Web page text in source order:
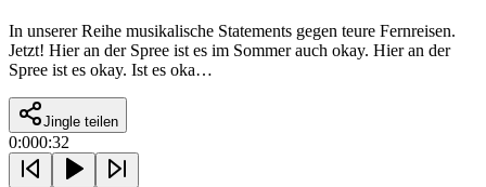
In unserer Reihe musikalische Statements gegen teure Fernreisen.
Jetzt! Hier an der Spree ist es im Sommer auch okay. Hier an der
Spree ist es okay. Ist es oka…
Jingle teilen
0:000:32